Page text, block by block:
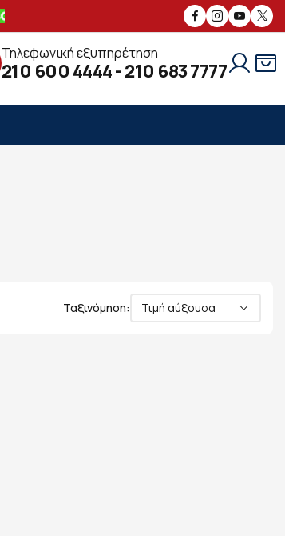
ΣΥΝΑΛΛΑΓΕΣ
Τηλεφωνική εξυπηρέτηση
210 600 4444-210 683 7777
Ταξινόμηση: Τιμή αύξουσα